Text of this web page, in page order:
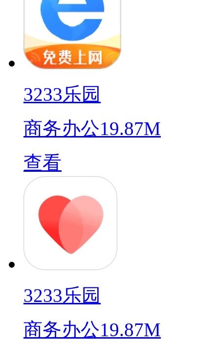
3233乐园
商务办公19.87M
查看
3233乐园
商务办公19.87M